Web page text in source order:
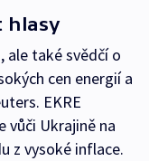
hlasy
ale také svědčí o
cen energií a
EKRE
vůči Ukrajině na
z vysoké inflace.